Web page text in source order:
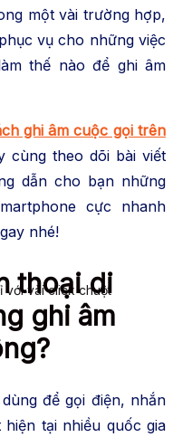
với vài click chuột
một vài trường hợp,
vụ cho những việc
thế nào để ghi âm
ghi âm cuộc gọi trên
cùng theo dõi bài viết
dẫn cho bạn những
cực nhanh
nhé!
thoại di
ghi âm
để gọi điện, nhắn
tại nhiều quốc gia